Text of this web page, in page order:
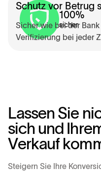
100%
sicher
Schutz vor Betrug
Sicher wie bei der
Verifizierung bei jeder
Lassen Sie ni
sich und Ihre
Verkauf kom
Steigern Sie Ihre